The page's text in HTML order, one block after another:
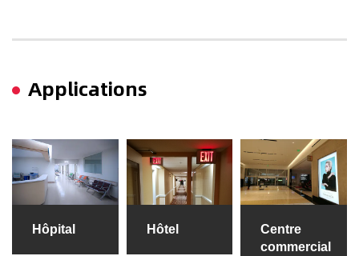
Applications
Hôpital Hôtel
Centre
commercial